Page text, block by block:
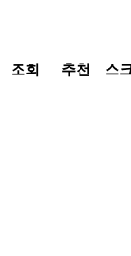
조회 추천 스